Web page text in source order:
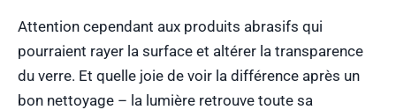
Attention cependant aux produits abrasifs qui
pourraient rayer la surface et altérer la transparence
du verre. Et quelle joie de voir la différence après un
bon nettoyage – la lumière retrouve toute sa